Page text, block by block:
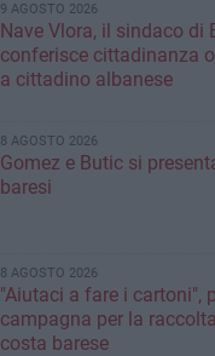
9 AGOSTO 2026
Nave Vlora, il sindaco di
conferisce cittadinanza
a cittadino albanese
8 AGOSTO 2026
Gomez e Butic si
baresi
8 AGOSTO 2026
"Aiutaci a fare i cartoni",
campagna per la
costa barese